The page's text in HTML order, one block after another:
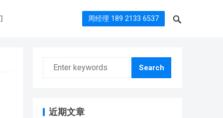
周经理 189 2133 6537
Search
近期文章